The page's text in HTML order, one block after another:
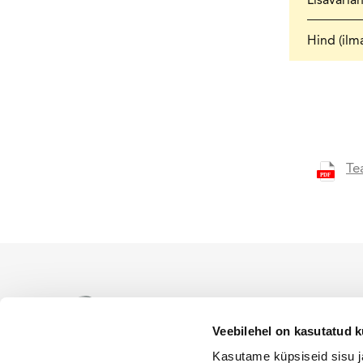
Veebilehel on kasutatud
Kasutame küpsiseid sisu
Hind